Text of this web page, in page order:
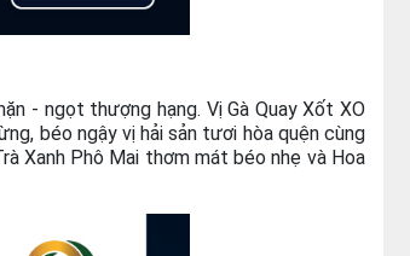
- ngọt thượng hạng. Vị Gà Quay Xốt XO
béo ngậy vị hải sản tươi hòa quện cùng
Xanh Phô Mai thơm mát béo nhẹ và Hoa